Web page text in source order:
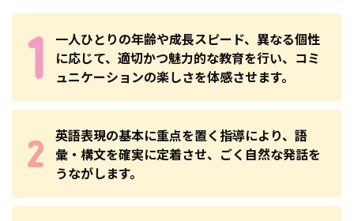
一人ひとりの年齢や成長スピード、異なる個性
に応じて、適切かつ魅力的な教育を行い、コミ
ュニケーションの楽しさを体感させます。
英語表現の基本に重点を置く指導により、語
彙・構文を確実に定着させ、ごく自然な発話を
うながします。